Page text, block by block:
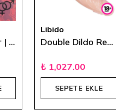
Ateşli Görevler | Kazı Kazan Yetişkin Oyun Kartı
Libido
Double Dildo Realistik Çift Başlı 37,5 cm
₺ 1,027.00
SEPETE EKLE